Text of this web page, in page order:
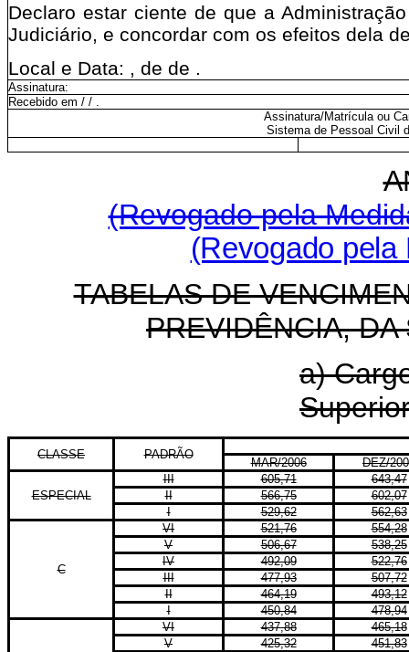
Declaro estar ciente de que a
Judiciário, e concordar com os efeitos dela
Local e Data: , de de .
Assinatura:
Recebido em / / .
Assinatura/Matrícula ou
Sistema de Pessoal Civil
(Revogado pela
(Revogado pela
TABELAS DE
PREVIDÊNCIA,
a)
CLASSE PADRÃO
MAR/2006 DEZ/
ESPECIAL
III 605,71
643,47
II
566,75
602,07
I
529,62 562,63
C
VI 521,76
554,28
V
506,67
538,25
IV
492,09
522,76
III
477,93
507,72
II
464,19
493,12
I
450,84 478,94
VI 437,88
465,18
V
425,32
451,83